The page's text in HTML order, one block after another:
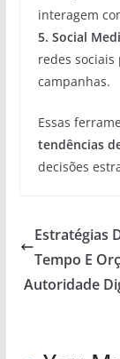
interagem
5. Social
redes
campanhas.
Essas
tendências
decisões
Estratégias
Tempo E
Autoridade